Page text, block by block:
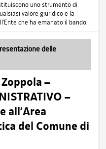
uno strumento di
valore giuridico e la
che ha emanato il bando.
delle
–
–
all’Area
del Comune di